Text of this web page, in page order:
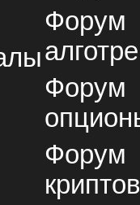
Форум
Форум
Форум